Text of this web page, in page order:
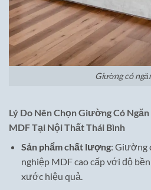
Giường có
Lý Do Nên Chọn Giường Có
MDF Tại Nội Thất Thái Bình
Sản phẩm chất lượng: Giường
nghiệp MDF cao cấp với độ
xước hiệu quả.